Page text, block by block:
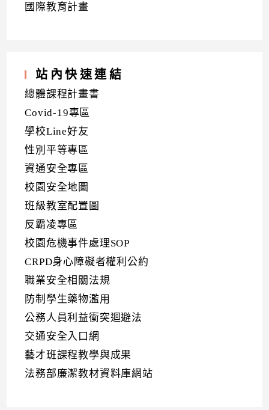
國際教育計畫
站內快速連結
總體課程計畫書
Covid-19專區
學校Line好友
性別平等專區
資通安全專區
校園安全地圖
班級教室配置圖
反霸凌專區
校園危機事件處理SOP
CRPD身心障礙者權利公約
職業安全相關法規
防制學生藥物濫用
公務人員利益衝突迴避法
交通安全入口網
藝才班課程教學與成果
法務部廉潔教材資料庫網站